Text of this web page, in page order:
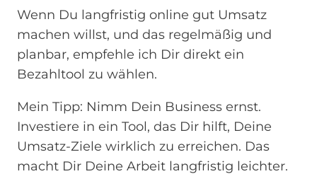
Wenn Du langfristig online gut Umsatz
machen willst, und das regelmäßig und
planbar, empfehle ich Dir direkt ein
Bezahltool zu wählen.
Mein Tipp: Nimm Dein Business ernst.
Investiere in ein Tool, das Dir hilft, Deine
Umsatz-Ziele wirklich zu erreichen. Das
macht Dir Deine Arbeit langfristig leichter.